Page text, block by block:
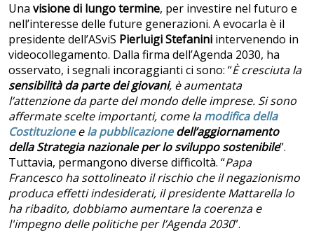
Una visione di lungo termine, per investire nel futuro e
nell’interesse delle future generazioni. A evocarla è il
presidente dell’ASviS Pierluigi Stefanini intervenendo in
videocollegamento. Dalla firma dell’Agenda 2030, ha
osservato, i segnali incoraggianti ci sono: “È cresciuta la
sensibilità da parte dei giovani, è aumentata
l’attenzione da parte del mondo delle imprese. Si sono
affermate scelte importanti, come lamodifica della
Costituzioneela pubblicazionedell’aggiornamento
della Strategia nazionale per lo sviluppo sostenibile”.
Tuttavia, permangono diverse difficoltà. “Papa
Francesco ha sottolineato il rischio che il negazionismo
produca effetti indesiderati, il presidente Mattarella lo
ha ribadito, dobbiamo aumentare la coerenza e
l'impegno delle politiche per l’Agenda 2030”.